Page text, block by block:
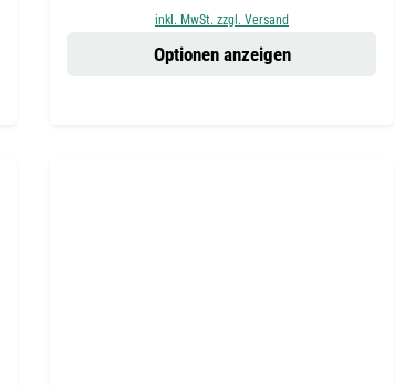
inkl. MwSt. zzgl. Versand
Optionen anzeigen